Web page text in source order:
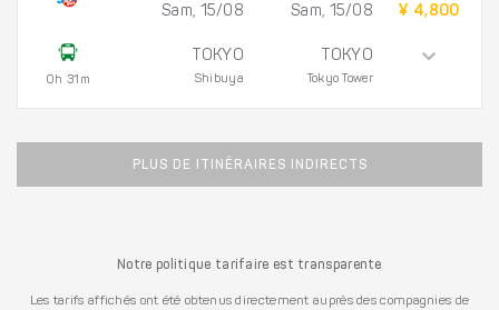
0h 31m
Sam, 15/08
TOKYO
Shibuya
Sam, 15/08
TOKYO
Tokyo Tower
¥ 4,800
PLUS DE ITINÉRAIRES INDIRECTS
Notre politique tarifaire est transparente
Les tarifs affichés ont été obtenus directement auprès des compagnies de